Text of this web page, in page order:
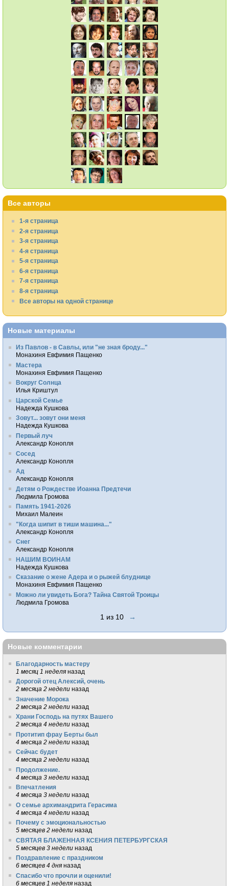
Все авторы
1-я страница
2-я страница
3-я страница
4-я страница
5-я страница
6-я страница
7-я страница
8-я страница
Все авторы на одной странице
Новые материалы
Из Павлов - в Савлы, или "не зная броду..."
Монахиня Евфимия Пащенко
Мастера
Монахиня Евфимия Пащенко
Вокруг Солнца
Илья Криштул
Царской Семье
Надежда Кушкова
Зовут... зовут они меня
Надежда Кушкова
Первый луч
Александр Конопля
Сосед
Александр Конопля
Ад
Александр Конопля
Детям о Рождестве Иоанна Предтечи
Людмила Громова
Память 1941-2026
Михаил Малеин
"Когда шипит в тиши машина..."
Александр Конопля
Снег
Александр Конопля
НАШИМ ВОИНАМ
Надежда Кушкова
Сказание о жене Адера и о рыжей блуднице
Монахиня Евфимия Пащенко
Можно ли увидеть Бога? Тайна Святой Троицы
Людмила Громова
1 из 10 →
Новые комментарии
Благодарность мастеру
1 месяц 1 неделя назад
Дорогой отец Алексий, очень
2 месяца 2 недели назад
Значение Морока
2 месяца 2 недели назад
Храни Господь на путях Вашего
2 месяца 4 недели назад
Протитип фрау Берты был
4 месяца 2 недели назад
Сейчас будет
4 месяца 2 недели назад
Продолжение.
4 месяца 3 недели назад
Впечатления
4 месяца 3 недели назад
О семье архимандрита Герасима
4 месяца 4 недели назад
Почему с эмоциональностью
5 месяцев 2 недели назад
СВЯТАЯ БЛАЖЕННАЯ КСЕНИЯ ПЕТЕРБУРГСКАЯ
5 месяцев 3 недели назад
Поздравление с праздником
6 месяцев 4 дня назад
Спасибо что прочли и оценили!
6 месяцев 1 неделя назад